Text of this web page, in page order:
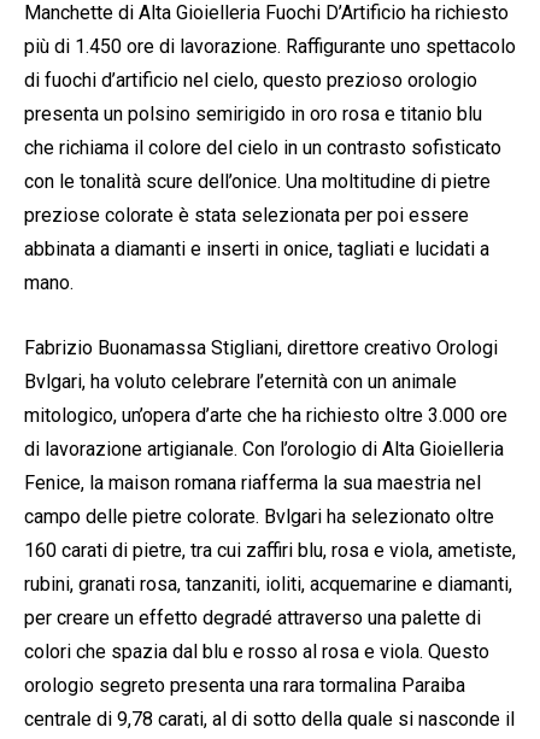
Manchette di Alta Gioielleria Fuochi D’Artificio ha richiesto
più di 1.450 ore di lavorazione. Raffigurante uno spettacolo
di fuochi d’artificio nel cielo, questo prezioso orologio
presenta un polsino semirigido in oro rosa e titanio blu
che richiama il colore del cielo in un contrasto sofisticato
con le tonalità scure dell’onice. Una moltitudine di pietre
preziose colorate è stata selezionata per poi essere
abbinata a diamanti e inserti in onice, tagliati e lucidati a
mano.
Fabrizio Buonamassa Stigliani, direttore creativo Orologi
Bvlgari, ha voluto celebrare l’eternità con un animale
mitologico, un’opera d’arte che ha richiesto oltre 3.000 ore
di lavorazione artigianale. Con l’orologio di Alta Gioielleria
Fenice, la maison romana riafferma la sua maestria nel
campo delle pietre colorate. Bvlgari ha selezionato oltre
160 carati di pietre, tra cui zaffiri blu, rosa e viola, ametiste,
rubini, granati rosa, tanzaniti, ioliti, acquemarine e diamanti,
per creare un effetto degradé attraverso una palette di
colori che spazia dal blu e rosso al rosa e viola. Questo
orologio segreto presenta una rara tormalina Paraiba
centrale di 9,78 carati, al di sotto della quale si nasconde il